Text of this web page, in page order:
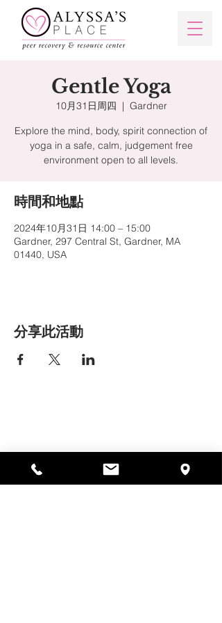
Gentle Yoga
10月31日周四
  |
Gardner
Explore the mind, body, spirit connection of
yoga in a safe, calm, judgement free
時間和地點
2024年10月31日 14:00 – 15:00
Gardner, 297 Central St, Gardner, MA
01440, USA
分享此活動
01440
978-364-0920